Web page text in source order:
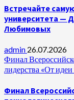
Встречайте
университета —
Любимовых
admin 26.07.2026
Финал
лидерства «От
Финал